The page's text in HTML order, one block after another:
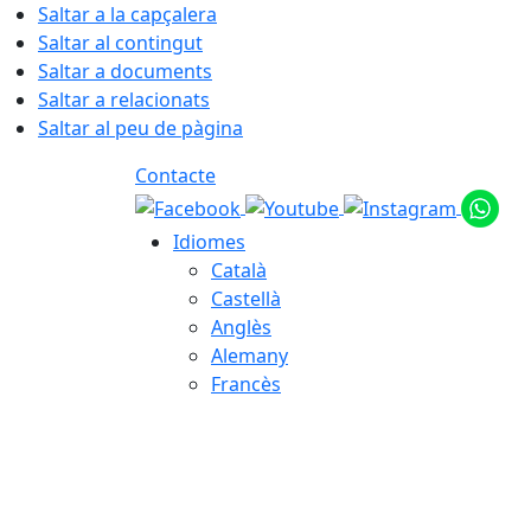
Saltar a la capçalera
Saltar al contingut
Saltar a documents
Saltar a relacionats
Saltar al peu de pàgina
Contacte
Idiomes
Català
Castellà
Anglès
Alemany
Francès